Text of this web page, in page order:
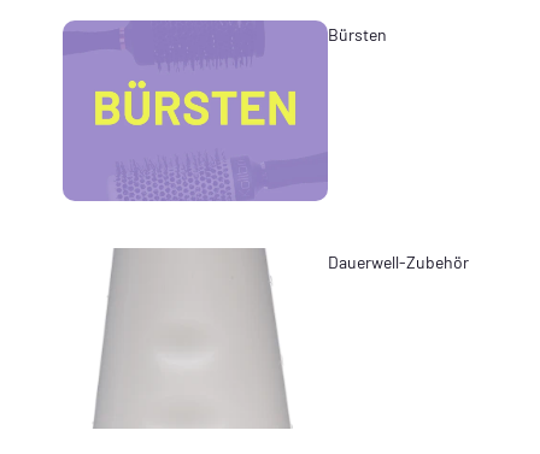
Bürsten
Dauerwell-Zubehör